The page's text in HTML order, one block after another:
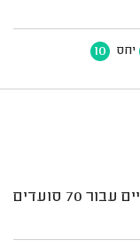
יחס 10
אספקת ארוחת בוקר וצהריים עבור 70 סועדים